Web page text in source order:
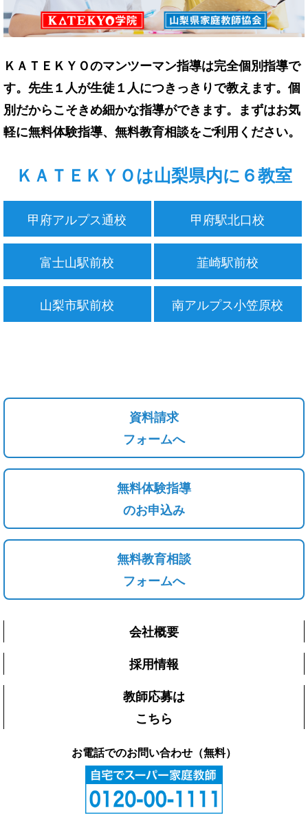
ＫＡＴＥＫＹＯのマンツーマン指導は完全個別指導で
す。先生１人が生徒１人につきっきりで教えます。個
別だからこそきめ細かな指導ができます。まずはお気
軽に無料体験指導、無料教育相談をご利用ください。
ＫＡＴＥＫＹＯは山梨県内に６教室
甲府アルプス通校 甲府駅北口校
富士山駅前校 韮崎駅前校
山梨市駅前校 南アルプス小笠原校
資料請求
フォームへ
無料体験指導
のお申込み
無料教育相談
フォームへ
会社概要
採用情報
教師応募は
こちら
お電話でのお問い合わせ（無料）